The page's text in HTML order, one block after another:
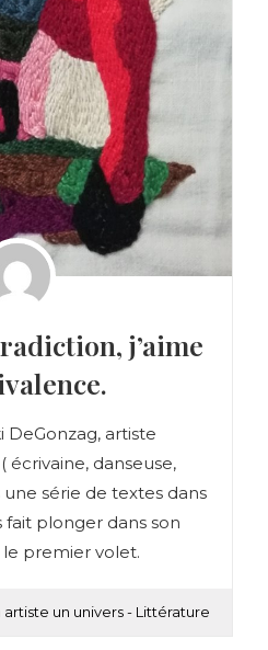
j’aime
DeGonzag, artiste
écrivaine, danseuse,
une série de textes dans
fait plonger dans son
le premier volet.
artiste un univers - Littérature